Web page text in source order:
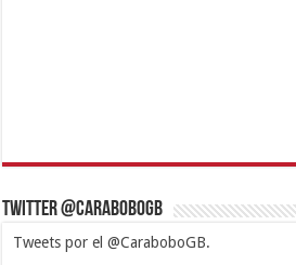
Twitter @CaraboboGB
Tweets por el @CaraboboGB.